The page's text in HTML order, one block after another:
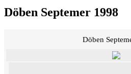
Döben Septemer 1998
Döben